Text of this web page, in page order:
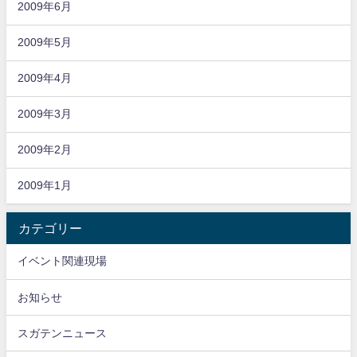
2009年6月
2009年5月
2009年4月
2009年3月
2009年2月
2009年1月
カテゴリー
イベント関連現場
お知らせ
スガテンニュース